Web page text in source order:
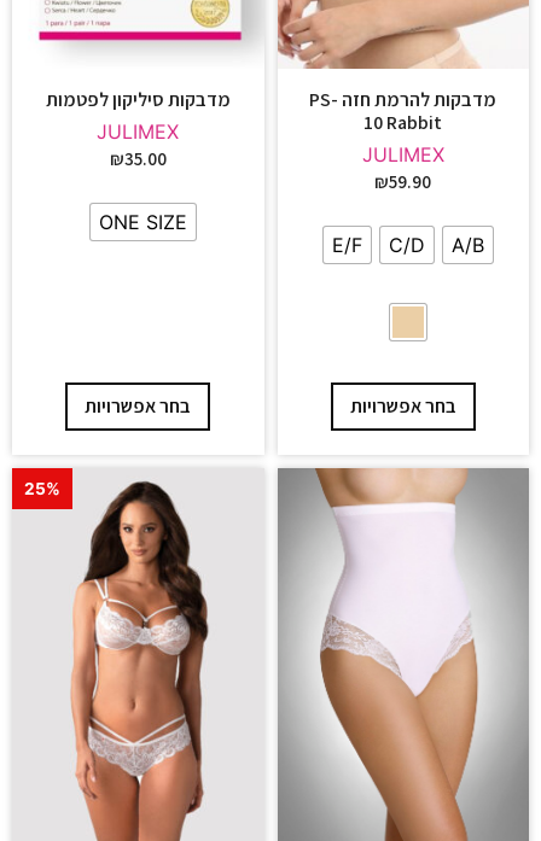
מדבקות להרמת חזה PS-
10 Rabbit
JULIMEX
₪59.90
A/B
C/D
E/F
בחר אפשרויות
מדבקות סיליקון לפטמות
JULIMEX
₪35.00
ONE SIZE
בחר אפשרויות
25%